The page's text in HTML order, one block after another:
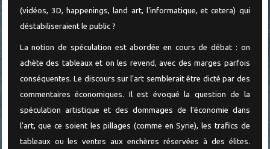
(vidéos, 3D, happenings, land art, l'informatique, et cetera) qui
déstabiliseraient le public ?
La notion de spéculation est abordée en cours de débat : on
achète des tableaux et on les revend, avec des marges parfois
conséquentes. Le discours sur l’art semblerait être dicté par des
commentaires économiques. Il est évoqué la question de la
spéculation artistique et des dommages de l'économie dans
l'art, que ce soient les pillages (comme en Syrie), les trafics de
tableaux ou les ventes aux enchères réservées à des élites.